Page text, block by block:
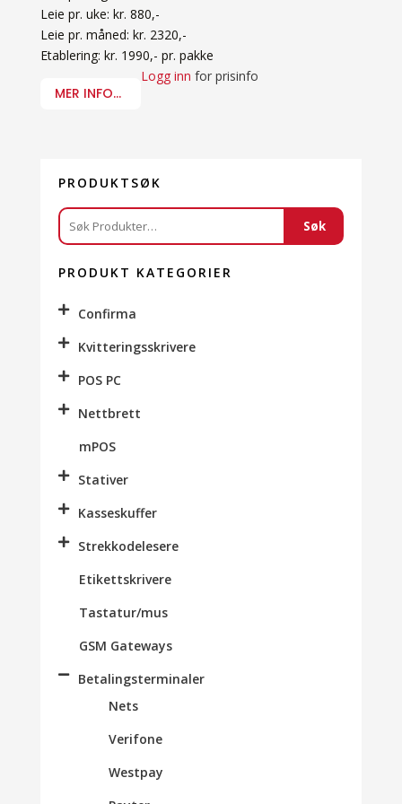
Leie pr. uke: kr. 880,-
Leie pr. måned: kr. 2320,-
Etablering: kr. 1990,- pr. pakke
MER INFO...
Logg inn for prisinfo
PRODUKTSØK
Søk
etter:
Søk
PRODUKT KATEGORIER
Confirma
Kvitteringsskrivere
POS PC
Nettbrett
mPOS
Stativer
Kasseskuffer
Strekkodelesere
Etikettskrivere
Tastatur/mus
GSM Gateways
Betalingsterminaler
Nets
Verifone
Westpay